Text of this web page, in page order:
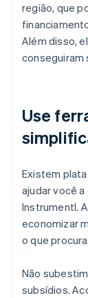
região, que
Além disso,
conseguiram
Use
Existem
ajudar você
Instrumentl.
economizar
o que
Não
subsídios.